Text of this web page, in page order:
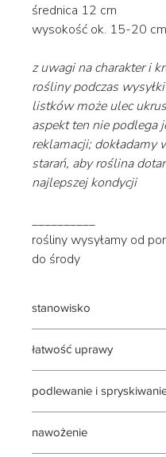
średnica 12 cm
wysokość ok. 15-20 cm
z uwagi na charakter i
rośliny podczas
listków może ulec
aspekt ten nie podlega
reklamacji; dokładamy
starań, aby roślina
najlepszej kondycji
__________
rośliny wysyłamy od
do środy
stanowisko
łatwość uprawy
do dobrej kondycji
widnego stanowiska
podlewanie i
regularne
podlewaj według zasady:
nawożenie